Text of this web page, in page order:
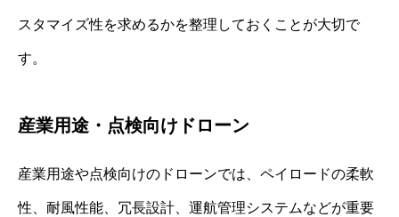
スタマイズ性を求めるかを整理しておくことが大切で
す。
産業用途・点検向けドローン
産業用途や点検向けのドローンでは、ペイロードの柔軟
性、耐風性能、冗長設計、運航管理システムなどが重要